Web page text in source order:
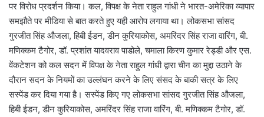
पर विरोध प्रदर्शन किया। कल, विपक्ष के नेता राहुल गांधी ने भारत-अमेरिका व्यापार
समझौते पर मीडिया से बात करते हुए यही आरोप लगाया था। लोकसभा सांसद
गुरजीत सिंह औजला, हिबी ईडन, डीन कुरियाकोस, अमरिंदर सिंह राजा वारिंग, बी.
मणिक्कम टैगोर, डॉ. प्रशांत यादवराव पाडोले, चमाला किरण कुमार रेड्डी और एस.
वेंकटेशन को कल सदन में विपक्ष के नेता राहुल गांधी द्वारा चीन का मुद्दा उठाने के
दौरान सदन के नियमों का उल्लंघन करने के लिए संसद के बाकी सत्र के लिए
सस्पेंड कर दिया गया है। सस्पेंड किए गए लोकसभा सांसद गुरजीत सिंह औजला,
हिबी ईडन, डीन कुरियाकोस, अमरिंदर सिंह राजा वारिंग, बी. मणिक्कम टैगोर, डॉ.